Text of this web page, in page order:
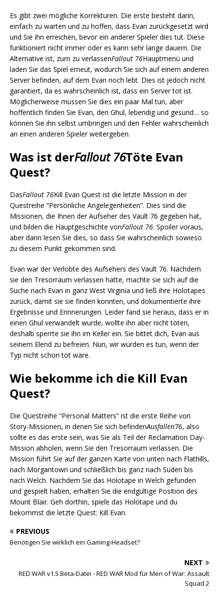
Es gibt zwei mögliche Korrekturen. Die erste besteht darin,
einfach zu warten und zu hoffen, dass Evan zurückgesetzt wird
und Sie ihn erreichen, bevor ein anderer Spieler dies tut. Diese
funktioniert nicht immer oder es kann sehr lange dauern. Die
Alternative ist, zum zu verlassenFallout 76Hauptmenü und
laden Sie das Spiel erneut, wodurch Sie sich auf einem anderen
Server befinden, auf dem Evan noch lebt. Dies ist jedoch nicht
garantiert, da es wahrscheinlich ist, dass ein Server tot ist.
Möglicherweise müssen Sie dies ein paar Mal tun, aber
hoffentlich finden Sie Evan, den Ghul, lebendig und gesund… so
können Sie ihn selbst umbringen und den Fehler wahrscheinlich
an einen anderen Spieler weitergeben.
Was ist derFallout 76Töte Evan
Quest?
DasFallout 76Kill Evan Quest ist die letzte Mission in der
Questreihe “Persönliche Angelegenheiten”. Dies sind die
Missionen, die Ihnen der Aufseher des Vault 76 gegeben hat,
und bilden die Hauptgeschichte vonFallout 76. Spoiler voraus,
aber dann lesen Sie dies, so dass Sie wahrscheinlich sowieso
zu diesem Punkt gekommen sind.
Evan war der Verlobte des Aufsehers des Vault 76. Nachdem
sie den Tresorraum verlassen hatte, machte sie sich auf die
Suche nach Evan in ganz West Virginia und ließ ihre Holotapes
zurück, damit sie sie finden konnten, und dokumentierte ihre
Ergebnisse und Erinnerungen. Leider fand sie heraus, dass er in
einen Ghul verwandelt wurde, wollte ihn aber nicht töten,
deshalb sperrte sie ihn im Keller ein. Sie bittet dich, Evan aus
seinem Elend zu befreien. Nun, wir würden es tun, wenn der
Typ nicht schon tot wäre.
Wie bekomme ich die Kill Evan
Quest?
Die Questreihe “Personal Matters” ist die erste Reihe von
Story-Missionen, in denen Sie sich befindenAusfallen76, also
sollte es das erste sein, was Sie als Teil der Reclamation Day-
Mission abholen, wenn Sie den Tresorraum verlassen. Die
Mission führt Sie auf der ganzen Karte von unten nach Flathills,
nach Morgantown und schließlich bis ganz nach Süden bis
nach Welch. Nachdem Sie das Holotape in Welch gefunden
und gespielt haben, erhalten Sie die endgültige Position des
Mount Blair. Geh dorthin, spiele das Holotape und du
bekommst die letzte Quest: Kill Evan.
PREVIOUS
Benötigen Sie wirklich ein Gaming-Headset?
NEXT
RED WAR v1.5 Beta-Datei - RED WAR Mod für Men of War: Assault
Squad 2